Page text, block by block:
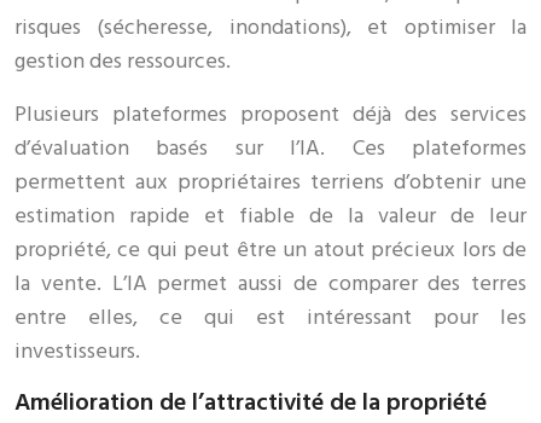
risques (sécheresse, inondations), et optimiser la
gestion des ressources.
Plusieurs plateformes proposent déjà des services
d’évaluation basés sur l’IA. Ces plateformes
permettent aux propriétaires terriens d’obtenir une
estimation rapide et fiable de la valeur de leur
propriété, ce qui peut être un atout précieux lors de
la vente. L’IA permet aussi de comparer des terres
entre elles, ce qui est intéressant pour les
investisseurs.
Amélioration de l’attractivité de la propriété